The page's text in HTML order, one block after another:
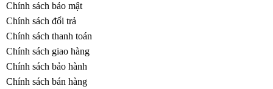
Chính sách bảo mật
Chính sách đổi trả
Chính sách thanh toán
Chính sách giao hàng
Chính sách bảo hành
Chính sách bán hàng